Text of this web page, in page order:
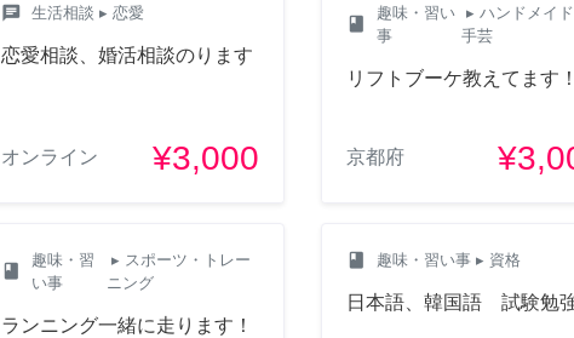
chat 生活相談 ▸ 恋愛
恋愛相談、婚活相談のります
オンライン ¥3,000
class
趣味・習い
事
▸ ハンドメイド
手芸
リフトブーケ教えてます！
京都府
class
趣味・習
い事
▸ スポーツ・トレー
ニング
ランニング一緒に走ります！
class 趣味・習い事 ▸ 資格
日本語、韓国語 試験勉強